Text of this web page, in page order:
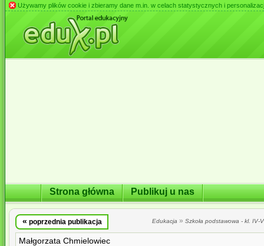
Używamy plików cookie i zbieramy dane m.in. w celach statystycznych i
Strona główna Publikuj u nas
« poprzednia publikacja Edukacja » Szkoła podstawowa - kl. IV-
Małgorzata Chmielowiec